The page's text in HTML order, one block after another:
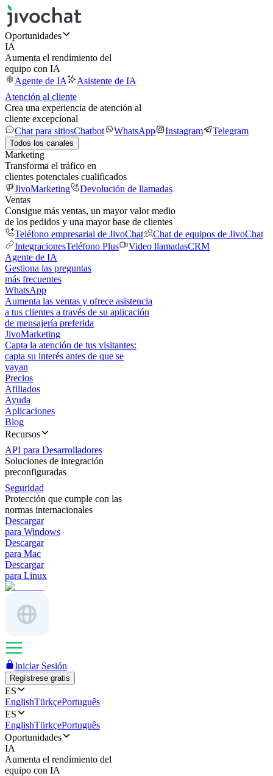
Oportunidades
IA
Aumenta el rendimiento del
equipo con IA
Agente de IA
Asistente de IA
Atención al cliente
Crea una experiencia de atención al
cliente excepcional
Chat para sitiosChatbot WhatsApp Instagram Telegram
Todos los canales
Marketing
Transforma el tráfico en
clientes potenciales cualificados
JivoMarketing
Devolución de llamadas
Ventas
Consigue más ventas, un mayor valor medio
de los pedidos y una mayor base de clientes
Teléfono empresarial de JivoChat
Chat de equipos de JivoChat
IntegracionesTeléfono Plus Video llamadasCRM
Agente de IA
Gestiona las preguntas
más frecuentes
WhatsApp
Aumenta las ventas y ofrece asistencia
a tus clientes a través de su aplicación
de mensajería preferida
JivoMarketing
Capta la atención de tus visitantes:
capta su interés antes de que se
vayan
Precios
Afiliados
Ayuda
Aplicaciones
Blog
Recursos
API para Desarrolladores
Soluciones de integración
preconfiguradas
Seguridad
Protección que cumple con las
normas internacionales
Descargar
para Windows
Descargar
para Mac
Descargar
para Linux
Iniciar Sesión
Regístrese gratis
ES
EnglishTürkçePortuguês
ES
EnglishTürkçePortuguês
Oportunidades
IA
Aumenta el rendimiento del
equipo con IA